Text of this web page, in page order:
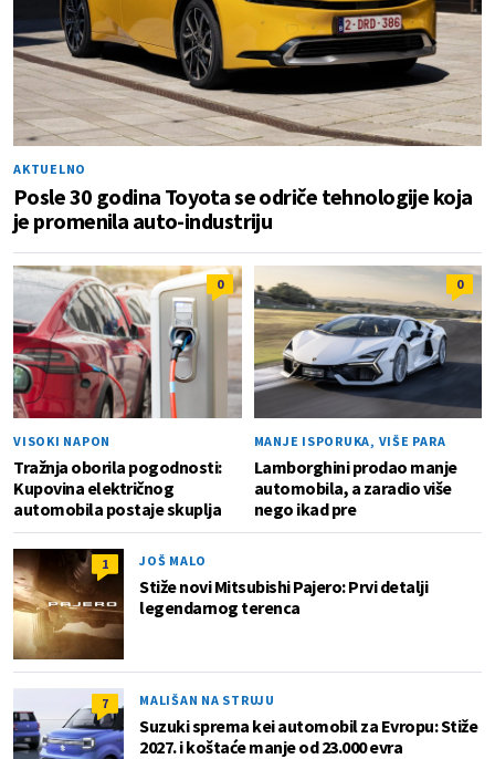
AKTUELNO
Posle 30 godina Toyota se odriče tehnologije koja
je promenila auto-industriju
0
VISOKI NAPON
Tražnja oborila pogodnosti:
Kupovina električnog
automobila postaje skuplja
0
MANJE ISPORUKA, VIŠE PARA
Lamborghini prodao manje
automobila, a zaradio više
nego ikad pre
1 JOŠ MALO
Stiže novi Mitsubishi Pajero: Prvi detalji
legendarnog terenca
7 MALIŠAN NA STRUJU
Suzuki sprema kei automobil za Evropu: Stiže
2027. i koštaće manje od 23.000 evra